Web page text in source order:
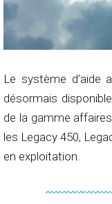
Le système d’aide
désormais
de la gamme
les Legacy 450,
en exploitation.